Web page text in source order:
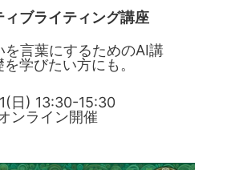
ィブライティング講座
を言葉にするためのAI講
学びたい方にも。
日) 13:30-15:30
ンライン開催